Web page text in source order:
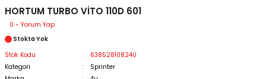
HORTUM TURBO VİTO 110D 601
0 - Yorum Yap
Stokta Yok
Stok Kodu
63852810824U
Kategori
Sprinter